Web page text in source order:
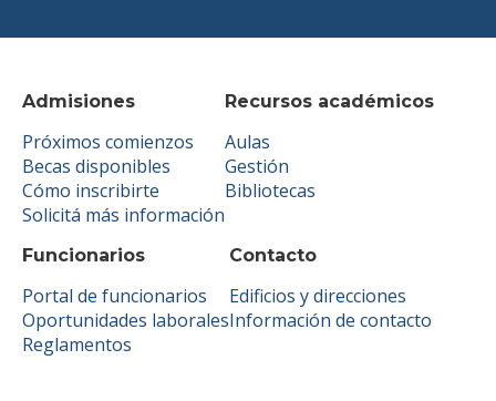
Admisiones
Próximos comienzos
Becas disponibles
Cómo inscribirte
Solicitá más información
Recursos académicos
Aulas
Gestión
Bibliotecas
Funcionarios
Portal de funcionarios
Oportunidades laborales
Reglamentos
Contacto
Edificios y direcciones
Información de contacto